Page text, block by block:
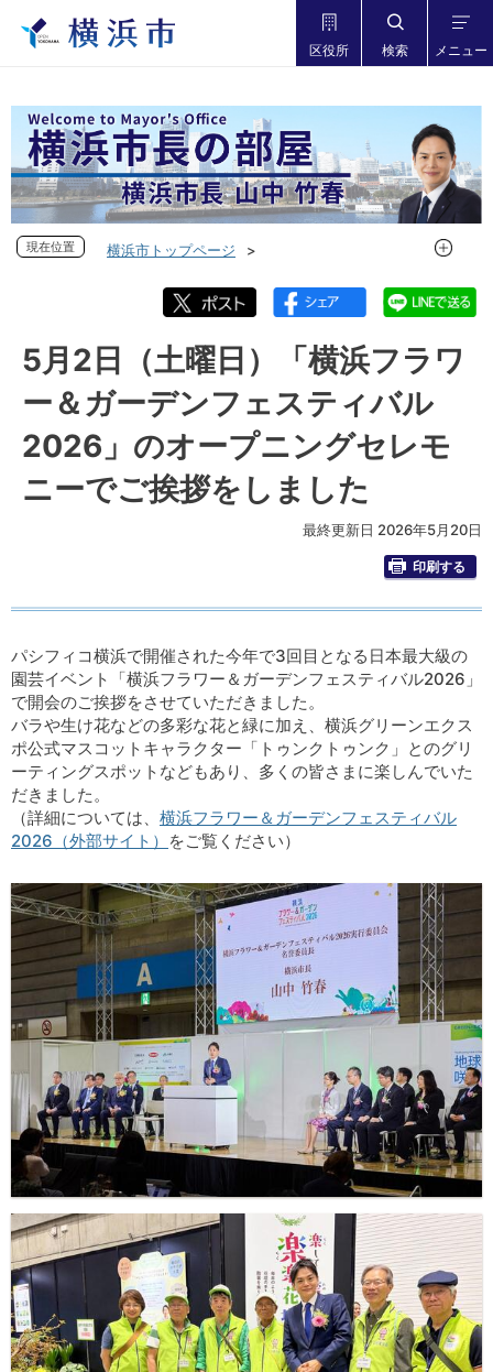
区役所 検索 メニュー
現在位置
横浜市トップページ
フォトダイアリー 2026年度
フォトダイアリー 2026年5月
5月2日（土曜日）「横浜フラワー＆ガーデンフェスティバル
2026」のオープニングセレモニーでご挨拶をしました
現在位
5月2日（土曜日）「横浜フラワ
ー＆ガーデンフェスティバル
2026」のオープニングセレモ
ニーでご挨拶をしました
最終更新日 2026年5月20日
印刷する
パシフィコ横浜で開催された今年で3回目となる日本最大級の
園芸イベント「横浜フラワー＆ガーデンフェスティバル2026」
で開会のご挨拶をさせていただきました。
バラや生け花などの多彩な花と緑に加え、横浜グリーンエクス
ポ公式マスコットキャラクター「トゥンクトゥンク」とのグリ
ーティングスポットなどもあり、多くの皆さまに楽しんでいた
だきました。
（詳細については、 横浜フラワー＆ガーデンフェスティバル
2026（外部サイト） をご覧ください）